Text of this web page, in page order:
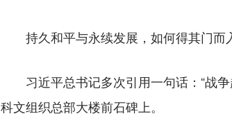
持久和平与永续发展，如何得其门而
习近平总书记多次引用一句话：“战争
科文组织总部大楼前石碑上。